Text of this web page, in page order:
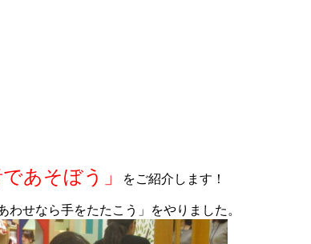
であそぼう」 をご紹介します！
せなら手をたたこう」をやりました。